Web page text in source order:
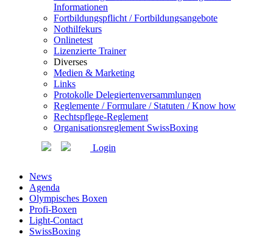
Informationen
Fortbildungspflicht / Fortbildungsangebote
Nothilfekurs
Onlinetest
Lizenzierte Trainer
Diverses
Medien & Marketing
Links
Protokolle Delegiertenversammlungen
Reglemente / Formulare / Statuten / Know how
Rechtspflege-Reglement
Organisationsreglement SwissBoxing
Login
News
Agenda
Olympisches Boxen
Profi-Boxen
Light-Contact
SwissBoxing